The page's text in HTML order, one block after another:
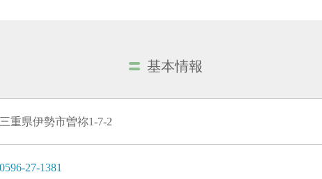
基本情報
三重県伊勢市曽祢1-7-2
0596-27-1381